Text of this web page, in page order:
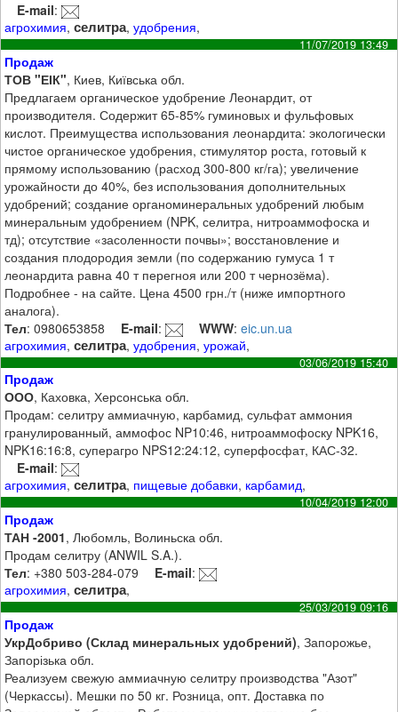
E-mail:
агрохимия,селитра,удобрения,
11/07/2019 13:49
Продаж
ТОВ "ЕІК", Киев, Київська обл.
Предлагаем органическое удобрение Леонардит, от
производителя. Содержит 65-85% гуминовых и фульфовых
кислот. Преимущества использования леонардита: экологически
чистое органическое удобрения, стимулятор роста, готовый к
прямому использованию (расход 300-800 кг/га); увеличение
урожайности до 40%, без использования дополнительных
удобрений; создание органоминеральных удобрений любым
минеральным удобрением (NPK, селитра, нитроаммофоска и
тд); отсутствие «засоленности почвы»; восстановление и
создания плодородия земли (по содержанию гумуса 1 т
леонардита равна 40 т перегноя или 200 т чернозёма).
Подробнее - на сайте. Цена 4500 грн./т (ниже импортного
аналога).
Тел: 0980653858 E-mail: WWW:eic.un.ua
агрохимия,селитра,удобрения,урожай,
03/06/2019 15:40
Продаж
ООО, Каховка, Херсонська обл.
Продам: селитру аммиачную, карбамид, сульфат аммония
гранулированный, аммофос NP10:46, нитроаммофоску NPK16,
NPK16:16:8, суперагро NPS12:24:12, суперфосфат, КАС-32.
E-mail:
агрохимия,селитра, пищевые добавки, карбамид,
10/04/2019 12:00
Продаж
ТАН -2001, Любомль, Волиньска обл.
Продам селитру (ANWIL S.A.).
Тел: +380 503-284-079 E-mail:
агрохимия,селитра,
25/03/2019 09:16
Продаж
УкрДобриво (Склад минеральных удобрений), Запорожье,
Запорізька обл.
Реализуем свежую аммиачную селитру производства "Азот"
(Черкассы). Мешки по 50 кг. Розница, опт. Доставка по